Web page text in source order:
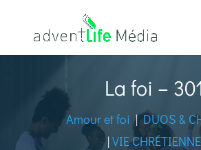
La foi –
Amour et foi |DUOS &
| VIE CHRÉTIENNE